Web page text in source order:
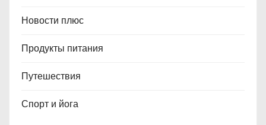
Новости плюс
Продукты питания
Путешествия
Спорт и йога